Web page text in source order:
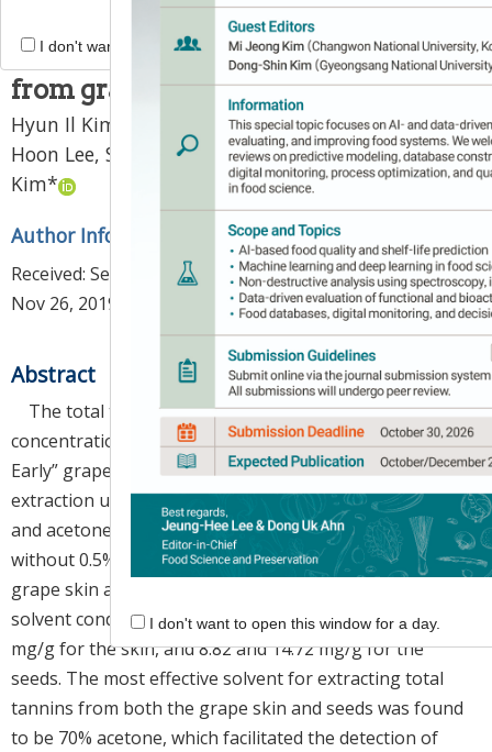
o
Solvent extraction conditions for
the analysis of condensed tannins
from grape skin and seeds
Hyun Il Kim Youn Young Hur,Dong Jun Im,Dong
Hoon Lee, Sung Min Jung,Seo Jun Park,Su Jin
Kim*
Author Information & Copyright▼
Received: Sep 18, 2019; Revised:Oct 30, 2019; Accepted:
Nov 26, 2019
Abstract
The total tannin and individual condensed tannin
concentrations in the fruit skin and seeds of “Campbell
Early” grapes were analyzed by ultrasound-assisted
extraction using various solvents (ethanol, methanol,
and acetone, both pure and diluted to 70% with and
without 0.5% HCl). The total tannin contents of the
grape skin and seeds depended on the extraction-
solvent conditions and varied between 0.01 and 2.92
mg/g for the skin, and 8.82 and 14.72 mg/g for the
seeds. The most effective solvent for extracting total
tannins from both the grape skin and seeds was found
to be 70% acetone, which facilitated the detection of
I don't want to open this window for a day.
I don't want to open this window for a day.